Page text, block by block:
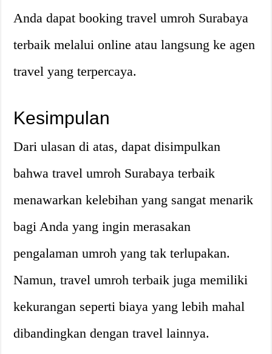
Anda dapat booking travel umroh Surabaya
terbaik melalui online atau langsung ke agen
travel yang terpercaya.
Kesimpulan
Dari ulasan di atas, dapat disimpulkan
bahwa travel umroh Surabaya terbaik
menawarkan kelebihan yang sangat menarik
bagi Anda yang ingin merasakan
pengalaman umroh yang tak terlupakan.
Namun, travel umroh terbaik juga memiliki
kekurangan seperti biaya yang lebih mahal
dibandingkan dengan travel lainnya.